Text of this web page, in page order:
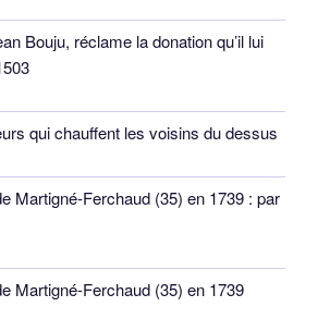
Bouju, réclame la donation qu’il lui
qui chauffent les voisins du dessus
Martigné-Ferchaud (35) en 1739 : par
Martigné-Ferchaud (35) en 1739